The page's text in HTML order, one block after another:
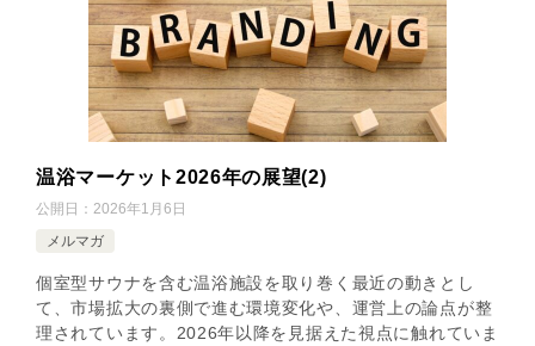
温浴マーケット2026年の展望(2)
公開日： 2026年1月6日
メルマガ
個室型サウナを含む温浴施設を取り巻く最近の動きとし
て、市場拡大の裏側で進む環境変化や、運営上の論点が整
理されています。2026年以降を見据えた視点に触れていま